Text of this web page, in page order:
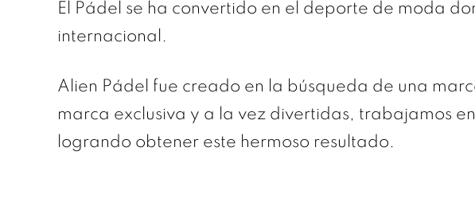
El Pádel se ha convertido en el deporte de moda
internacional.
Alien Pádel fue creado en la búsqueda de una
marca exclusiva y a la vez divertidas, trabajamos
logrando obtener este hermoso resultado.